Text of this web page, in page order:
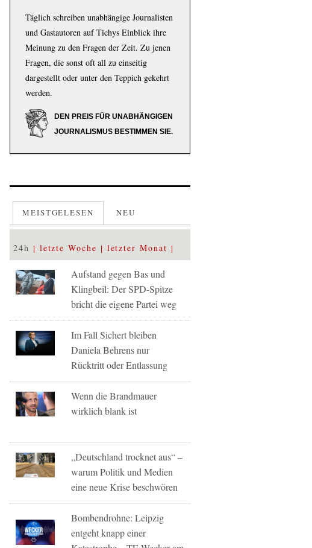
Täglich schreiben unabhängige Journalisten
und Gastautoren auf Tichys Einblick ihre
Meinung zu den Fragen der Zeit. Zu jenen
Fragen, die sonst oft all zu einseitig
dargestellt oder unter den Teppich gekehrt
werden.
DEN PREIS FÜR UNABHÄNGIGEN
JOURNALISMUS BESTIMMEN SIE.
MEISTGELESEN NEU
24h letzte Woche letzter Monat
Aufstand gegen Bas und
Klingbeil: Der SPD-Spitze
bricht die eigene Partei weg
Im Fall Sichert bleiben
Daniela Behrens nur
Rücktritt oder Entlassung
Wenn die Brandmauer
wirklich blank ist
„Deutschland trocknet aus“ –
warum Politik und Medien
eine neue Krise beschwören
Bombendrohne: Leipzig
entgeht knapp einer